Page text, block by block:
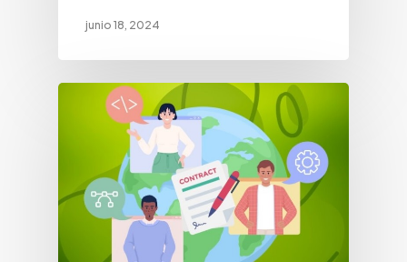
junio 18, 2024